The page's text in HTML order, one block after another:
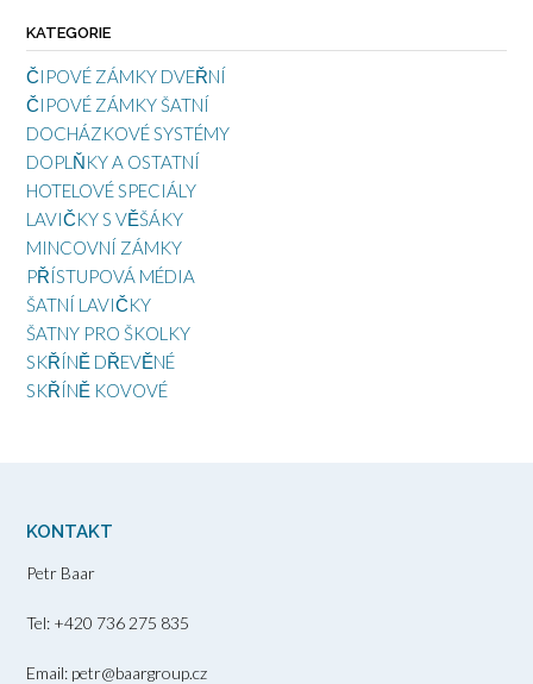
KATEGORIE
ČIPOVÉ ZÁMKY DVEŘNÍ
ČIPOVÉ ZÁMKY ŠATNÍ
DOCHÁZKOVÉ SYSTÉMY
DOPLŇKY A OSTATNÍ
HOTELOVÉ SPECIÁLY
LAVIČKY S VĚŠÁKY
MINCOVNÍ ZÁMKY
PŘÍSTUPOVÁ MÉDIA
ŠATNÍ LAVIČKY
ŠATNY PRO ŠKOLKY
SKŘÍNĚ DŘEVĚNÉ
SKŘÍNĚ KOVOVÉ
KONTAKT
Petr Baar
Tel: +420 736 275 835
Email: petr@baargroup.cz